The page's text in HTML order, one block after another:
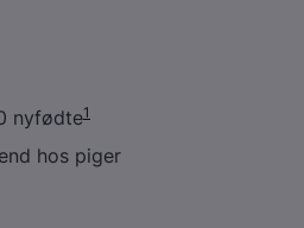
nyfødte1
hos piger